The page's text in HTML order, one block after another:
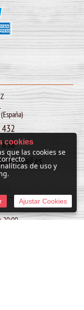
638
20:00
cookies
que las cookies se
de uso y
Ajustar Cookies